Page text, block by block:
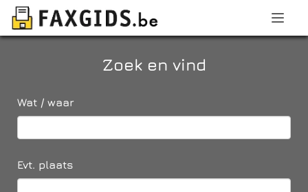
Zoek en vind
Wat / waar
Evt. plaats